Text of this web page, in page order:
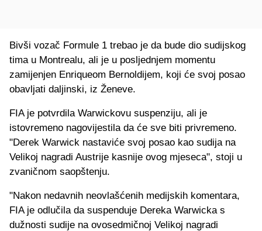
Bivši vozač Formule 1 trebao je da bude dio sudijskog
tima u Montrealu, ali je u posljednjem momentu
zamijenjen Enriqueom Bernoldijem, koji će svoj posao
obavljati daljinski, iz Ženeve.
FIA je potvrdila Warwickovu suspenziju, ali je
istovremeno nagovijestila da će sve biti privremeno.
"Derek Warwick nastaviće svoj posao kao sudija na
Velikoj nagradi Austrije kasnije ovog mjeseca", stoji u
zvaničnom saopštenju.
"Nakon nedavnih neovlašćenih medijskih komentara,
FIA je odlučila da suspenduje Dereka Warwicka s
dužnosti sudije na ovosedmičnoj Velikoj nagradi